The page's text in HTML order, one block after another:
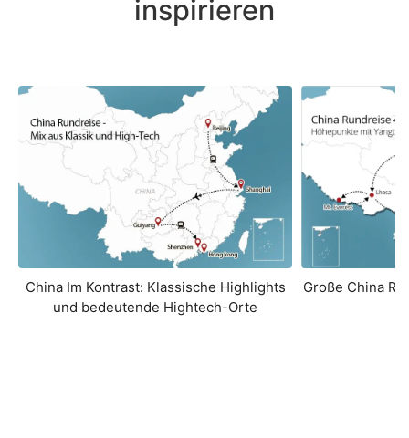
inspirieren
China Im Kontrast: Klassische Highlights
und bedeutende Hightech-Orte
Große China